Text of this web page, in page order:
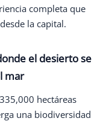
completa que
la capital.
el desierto se
mar
hectáreas
una biodiversidad